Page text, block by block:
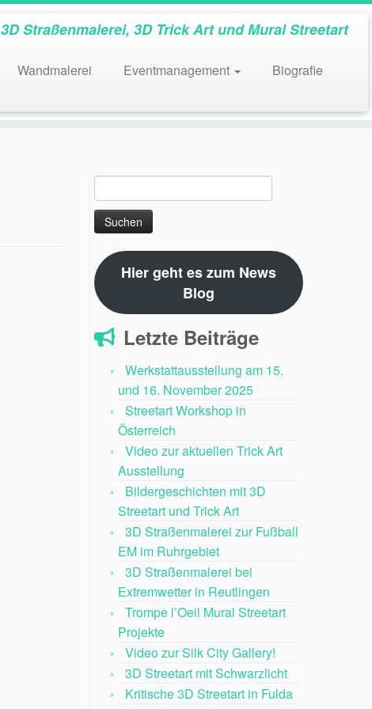
3D Straßenmalerei, 3D Trick Art und Mural Streetart
Wandmalerei Eventmanagement Biografie
nach:
Hier geht es zum News
Blog
Letzte Beiträge
Werkstattausstellung am 15.
und 16. November 2025
Streetart Workshop in
Österreich
Video zur aktuellen Trick Art
Ausstellung
Bildergeschichten mit 3D
Streetart und Trick Art
3D Straßenmalerei zur Fußball
EM im Ruhrgebiet
3D Straßenmalerei bei
Extremwetter in Reutlingen
Trompe l’Oeil Mural Streetart
Projekte
Video zur Silk City Gallery!
3D Streetart mit Schwarzlicht
Kritische 3D Streetart in Fulda